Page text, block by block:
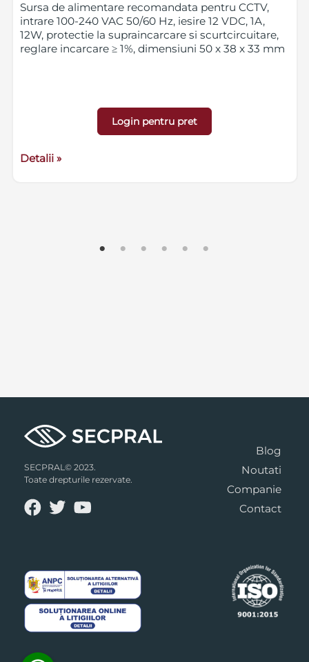
Sursa de alimentare recomandata pentru CCTV,
intrare 100-240 VAC 50/60 Hz, iesire 12 VDC, 1A,
12W, protectie la supraincarcare si scurtcircuitare,
reglare incarcare ≥ 1%, dimensiuni 50 x 38 x 33 mm
Login pentru pret
Detalii »
SECPRAL© 2023.
Toate drepturile rezervate.
Blog
Noutati
Companie
Contact